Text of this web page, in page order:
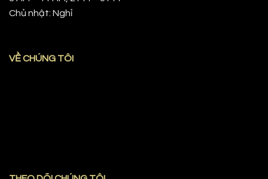
Chủ nhật: Nghỉ
VỀ CHÚNG TÔI